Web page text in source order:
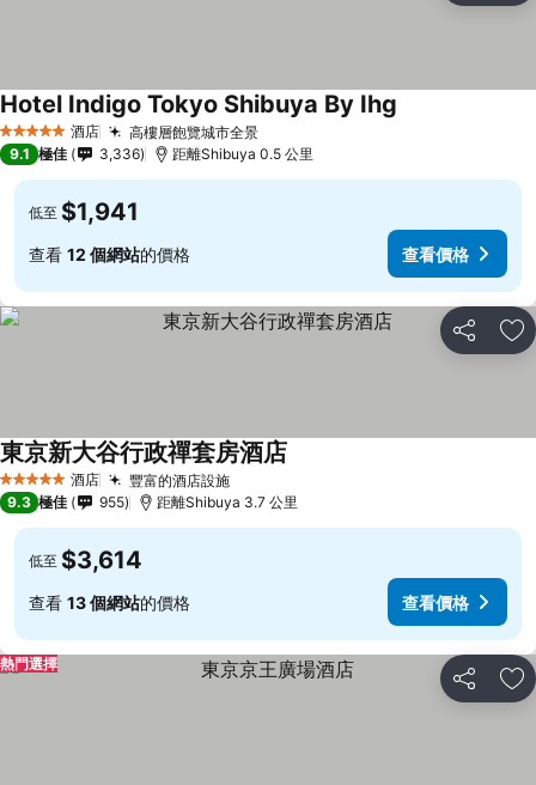
5 星級 酒店 高樓層飽覽城市全景
Hotel Indigo Tokyo Shibuya By Ihg
9.1 極佳 3,336 距離Shibuya 0.5 公里
低至 $1,941
查看 12 個網站的價格 查看價格
分享 放
5 星級 酒店 豐富的酒店設施
東京新大谷行政禪套房酒店
9.3 極佳 955 距離Shibuya 3.7 公里
低至 $3,614
查看 13 個網站的價格 查看價格
分享 放
熱門選擇